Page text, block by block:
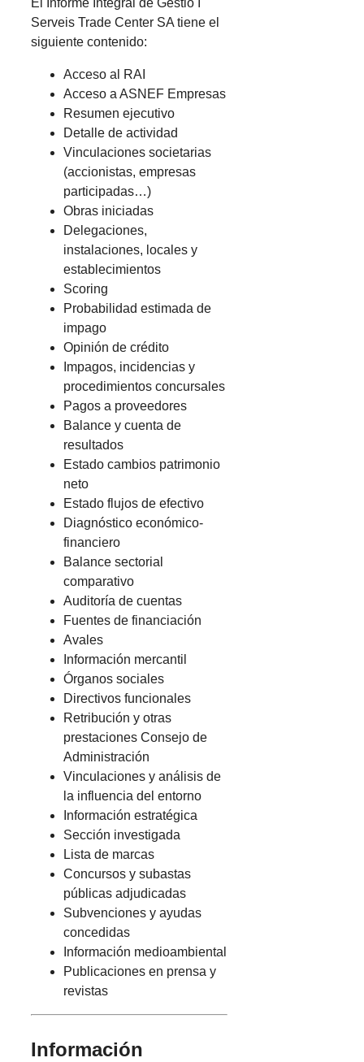
El Informe Integral de Gestio I
Serveis Trade Center SA tiene el
siguiente contenido:
Acceso al RAI
Acceso a ASNEF Empresas
Resumen ejecutivo
Detalle de actividad
Vinculaciones societarias
(accionistas, empresas
participadas…)
Obras iniciadas
Delegaciones,
instalaciones, locales y
establecimientos
Scoring
Probabilidad estimada de
impago
Opinión de crédito
Impagos, incidencias y
procedimientos concursales
Pagos a proveedores
Balance y cuenta de
resultados
Estado cambios patrimonio
neto
Estado flujos de efectivo
Diagnóstico económico-
financiero
Balance sectorial
comparativo
Auditoría de cuentas
Fuentes de financiación
Avales
Información mercantil
Órganos sociales
Directivos funcionales
Retribución y otras
prestaciones Consejo de
Administración
Vinculaciones y análisis de
la influencia del entorno
Información estratégica
Sección investigada
Lista de marcas
Concursos y subastas
públicas adjudicadas
Subvenciones y ayudas
concedidas
Información medioambiental
Publicaciones en prensa y
revistas
Información